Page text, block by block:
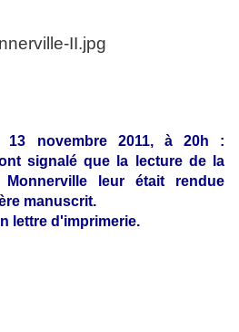
13 novembre 2011, à 20h :
signalé que la lecture de la
leur était rendue
manuscrit.
lettre d'imprimerie.